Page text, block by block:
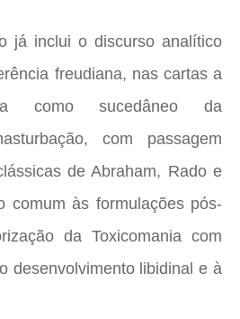
já inclui o discurso analítico
freudiana, nas cartas a
a como sucedâneo da
com passagem
de Abraham, Rado e
comum às formulações pós-
da Toxicomania com
desenvolvimento libidinal e à